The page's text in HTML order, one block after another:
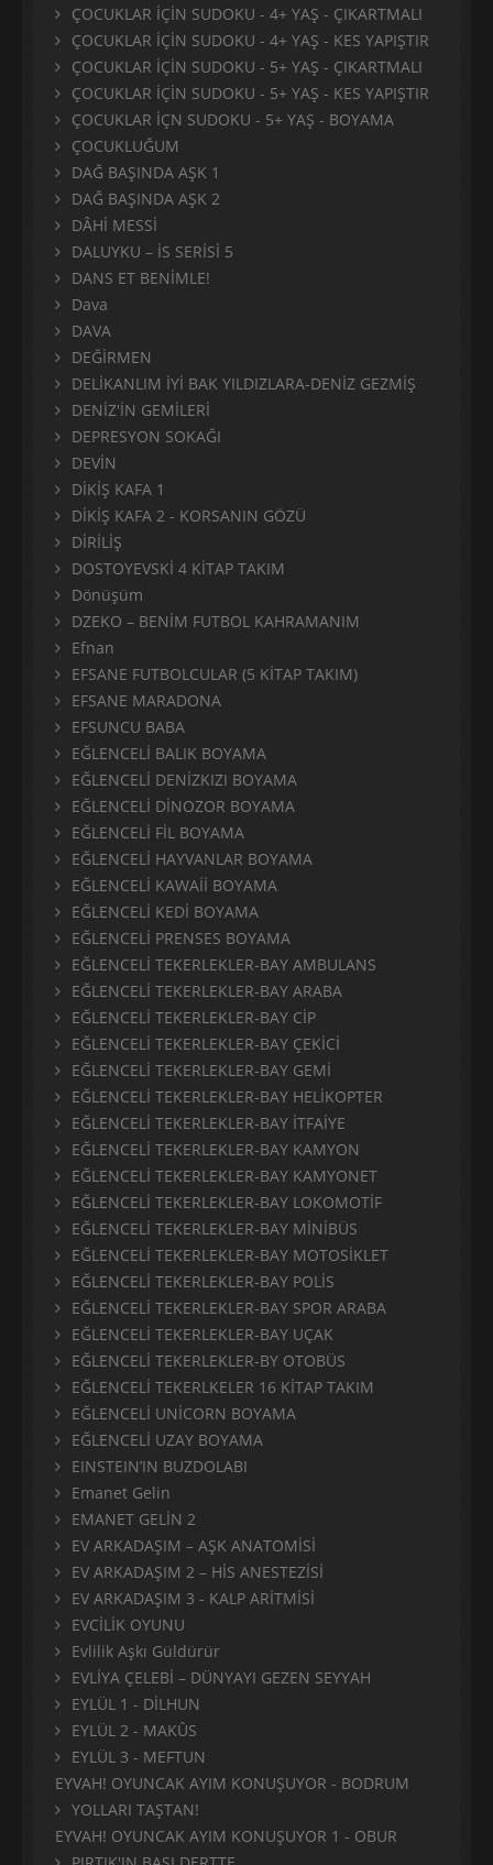
ÇOCUKLAR İÇİN SUDOKU - 4+ YAŞ - ÇIKARTMALI
ÇOCUKLAR İÇİN SUDOKU - 4+ YAŞ - KES YAPIŞTIR
ÇOCUKLAR İÇİN SUDOKU - 5+ YAŞ - ÇIKARTMALI
ÇOCUKLAR İÇİN SUDOKU - 5+ YAŞ - KES YAPIŞTIR
ÇOCUKLAR İÇN SUDOKU - 5+ YAŞ - BOYAMA
ÇOCUKLUĞUM
DAĞ BAŞINDA AŞK 1
DAĞ BAŞINDA AŞK 2
DÂHİ MESSİ
DALUYKU – İS SERİSİ 5
DANS ET BENİMLE!
Dava
DAVA
DEĞİRMEN
DELİKANLIM İYİ BAK YILDIZLARA-DENİZ GEZMİŞ
DENİZ'İN GEMİLERİ
DEPRESYON SOKAĞI
DEVİN
DİKİŞ KAFA 1
DİKİŞ KAFA 2 - KORSANIN GÖZÜ
DİRİLİŞ
DOSTOYEVSKİ 4 KİTAP TAKIM
Dönüşüm
DZEKO – BENİM FUTBOL KAHRAMANIM
Efnan
EFSANE FUTBOLCULAR (5 KİTAP TAKIM)
EFSANE MARADONA
EFSUNCU BABA
EĞLENCELİ BALIK BOYAMA
EĞLENCELİ DENİZKIZI BOYAMA
EĞLENCELİ DİNOZOR BOYAMA
EĞLENCELİ FİL BOYAMA
EĞLENCELİ HAYVANLAR BOYAMA
EĞLENCELİ KAWAİİ BOYAMA
EĞLENCELİ KEDİ BOYAMA
EĞLENCELİ PRENSES BOYAMA
EĞLENCELİ TEKERLEKLER-BAY AMBULANS
EĞLENCELİ TEKERLEKLER-BAY ARABA
EĞLENCELİ TEKERLEKLER-BAY CİP
EĞLENCELİ TEKERLEKLER-BAY ÇEKİCİ
EĞLENCELİ TEKERLEKLER-BAY GEMİ
EĞLENCELİ TEKERLEKLER-BAY HELİKOPTER
EĞLENCELİ TEKERLEKLER-BAY İTFAİYE
EĞLENCELİ TEKERLEKLER-BAY KAMYON
EĞLENCELİ TEKERLEKLER-BAY KAMYONET
EĞLENCELİ TEKERLEKLER-BAY LOKOMOTİF
EĞLENCELİ TEKERLEKLER-BAY MİNİBÜS
EĞLENCELİ TEKERLEKLER-BAY MOTOSİKLET
EĞLENCELİ TEKERLEKLER-BAY POLİS
EĞLENCELİ TEKERLEKLER-BAY SPOR ARABA
EĞLENCELİ TEKERLEKLER-BAY UÇAK
EĞLENCELİ TEKERLEKLER-BY OTOBÜS
EĞLENCELİ TEKERLKELER 16 KİTAP TAKIM
EĞLENCELİ UNİCORN BOYAMA
EĞLENCELİ UZAY BOYAMA
EINSTEIN’IN BUZDOLABI
Emanet Gelin
EMANET GELİN 2
EV ARKADAŞIM – AŞK ANATOMİSİ
EV ARKADAŞIM 2 – HİS ANESTEZİSİ
EV ARKADAŞIM 3 - KALP ARİTMİSİ
EVCİLİK OYUNU
Evlilik Aşkı Güldürür
EVLİYA ÇELEBİ – DÜNYAYI GEZEN SEYYAH
EYLÜL 1 - DİLHUN
EYLÜL 2 - MAKÛS
EYLÜL 3 - MEFTUN
EYVAH! OYUNCAK AYIM KONUŞUYOR - BODRUM
YOLLARI TAŞTAN!
EYVAH! OYUNCAK AYIM KONUŞUYOR 1 - OBUR